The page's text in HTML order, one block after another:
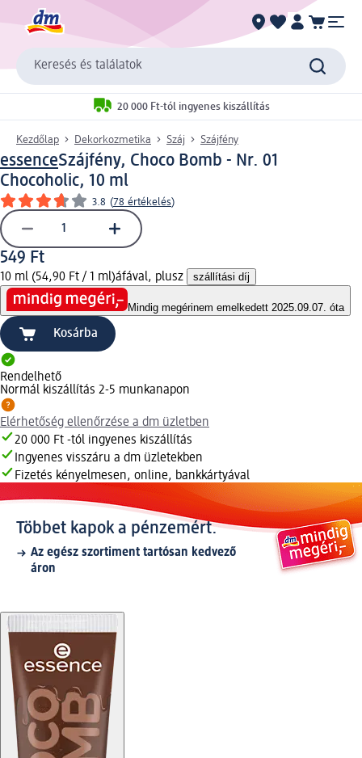
Keresés és találatok
20 000 Ft-tól ingyenes kiszállítás
Kezdőlap Dekorkozmetika Száj Szájfény
essenceSzájfény, Choco Bomb - Nr. 01
Chocoholic, 10 ml
3.8 (78 értékelés)
549 Ft
10 ml (54,90 Ft / 1 ml)áfával, plusz szállítási díj
Mindig megérinem emelkedett 2025.09.07. óta
Kosárba
Rendelhető
Normál kiszállítás 2-5 munkanapon
Elérhetőség ellenőrzése a dm üzletben
20 000 Ft -tól ingyenes kiszállítás
Ingyenes visszáru a dm üzletekben
Fizetés kényelmesen, online, bankkártyával
Többet kapok a pénzemért.
Az egész szortiment tartósan kedvező
áron